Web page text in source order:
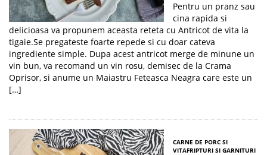
Pentru un pranz sau
cina rapida si
delicioasa va propunem aceasta reteta cu Antricot de vita la
tigaie.Se pregateste foarte repede si cu doar cateva
ingrediente simple. Dupa acest antricot merge de minune un
vin bun, va recomand un vin rosu, demisec de la Crama
Oprisor, si anume un Maiastru Feteasca Neagra care este un
[…]
CARNE DE PORC SI
VITAFRIPTURI SI GARNITURI